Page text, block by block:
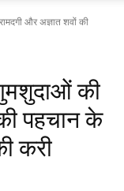
और अज्ञात शवों की
की
पहचान के
करी